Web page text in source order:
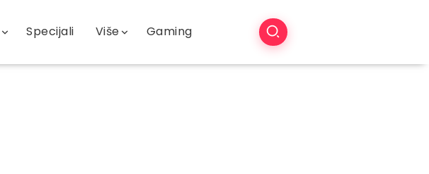
Specijali Više Gaming